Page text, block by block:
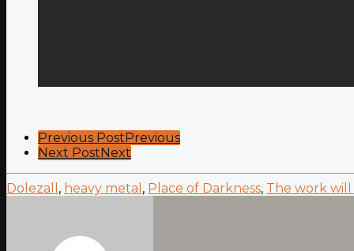
Post
Pagination
Previous PostPrevious
Next PostNext
Dolezall , heavy metal , Place of Darkness, The work